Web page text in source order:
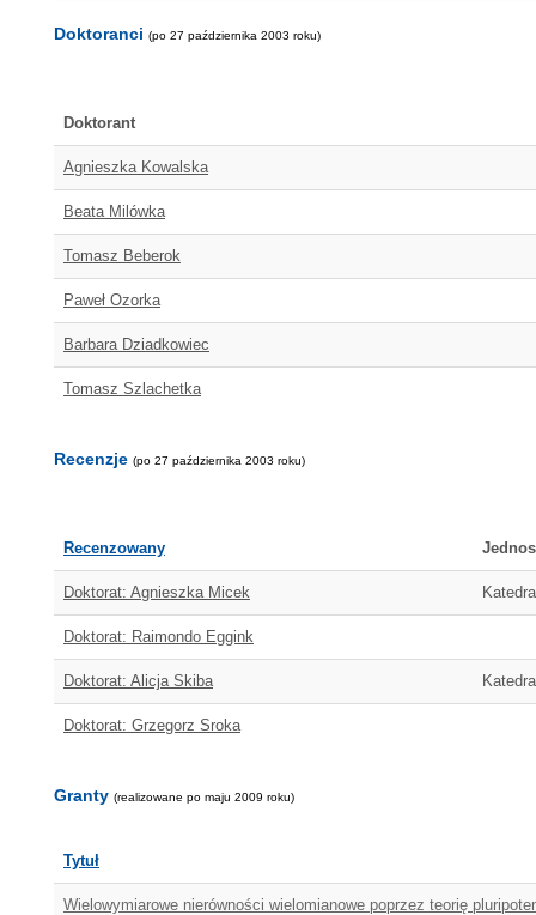
Doktoranci (po 27 października 2003 roku)
Doktorant
Agnieszka Kowalska
Beata Milówka
Tomasz Beberok
Paweł Ozorka
Barbara Dziadkowiec
Tomasz Szlachetka
Recenzje (po 27 października 2003 roku)
Recenzowany
Doktorat: Agnieszka Micek
Doktorat: Raimondo Eggink
Doktorat: Alicja Skiba
Doktorat: Grzegorz Sroka
Granty (realizowane po maju 2009 roku)
Tytuł
Wielowymiarowe nierówności wielomianowe poprzez teorię